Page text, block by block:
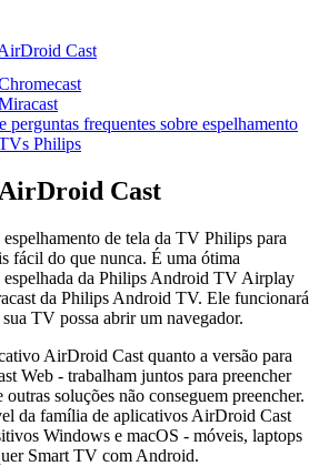
Cast
perguntas frequentes sobre espelhamento
Philips
Cast
espelhamento de tela da TV Philips para
fácil do que nunca. É uma ótima
espelhada da Philips Android TV Airplay
da Philips Android TV. Ele funcionará
TV possa abrir um navegador.
AirDroid Cast quanto a versão para
Web - trabalham juntos para preencher
soluções não conseguem preencher.
da família de aplicativos AirDroid Cast
Windows e macOS - móveis, laptops
Smart TV com Android.